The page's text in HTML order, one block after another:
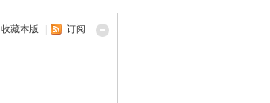
收藏本版 订阅